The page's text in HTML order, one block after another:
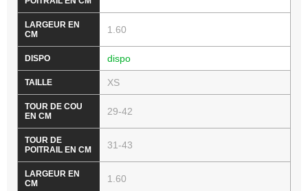
1.60
dispo
XS
29-42
31-43
1.60